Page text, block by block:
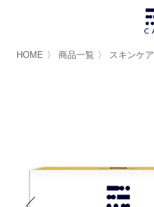
HOME 〉 商品一覧 〉 スキンケア